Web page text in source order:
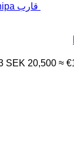
قارب Motorbåt Snipa
SEK 20,500 ≈